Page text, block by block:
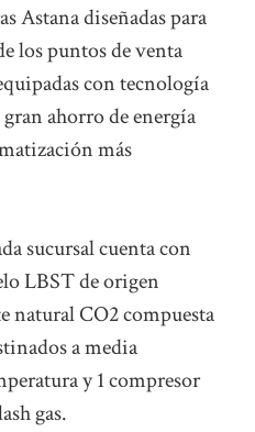
Astana diseñadas para
los puntos de venta
con tecnología
ahorro de energía
más
sucursal cuenta con
LBST de origen
natural CO2 compuesta
a media
y 1 compresor
gas.